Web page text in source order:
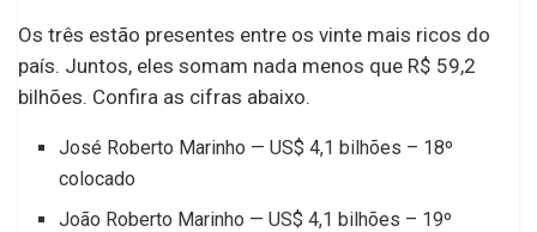
Os três estão presentes entre os vinte mais ricos do
país. Juntos, eles somam nada menos que R$ 59,2
bilhões. Confira as cifras abaixo.
José Roberto Marinho — US$ 4,1 bilhões – 18º
colocado
João Roberto Marinho — US$ 4,1 bilhões – 19º